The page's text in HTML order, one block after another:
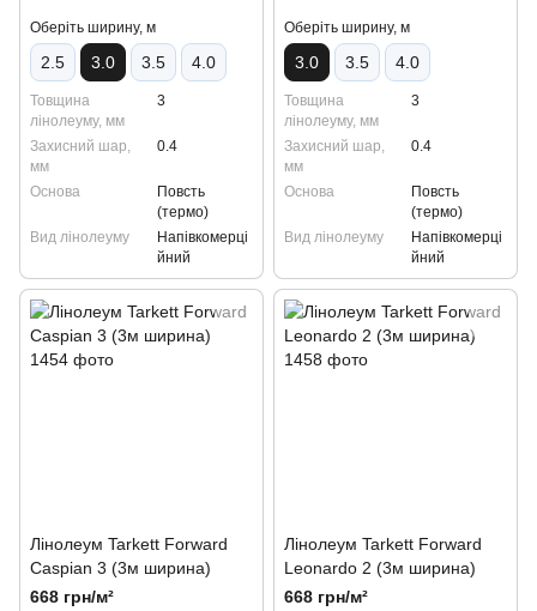
Oберіть ширину, м
2.5 3.0 3.5 4.0
Товщина
лінолеуму, мм
3
Захисний шар,
мм
0.4
Основа
Повсть
(термо)
Вид лінолеуму
Напівкомерці
йний
Oберіть ширину, м
3.0 3.5 4.0
Товщина
лінолеуму, мм
3
Захисний шар,
мм
0.4
Основа
Повсть
(термо)
Вид лінолеуму
Напівкомерці
йний
Лінолеум Tarkett Forward
Caspian 3 (3м ширина)
668 грн/м²
Лінолеум Tarkett Forward
Leonardo 2 (3м ширина)
668 грн/м²